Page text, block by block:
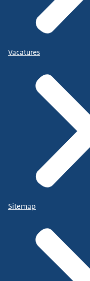
Vacatures
Sitemap